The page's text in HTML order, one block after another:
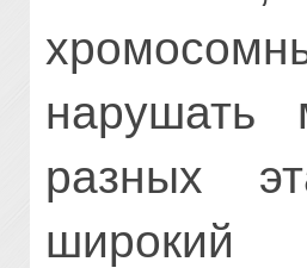
нарушать
разных
широкий